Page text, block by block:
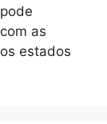
as
estados